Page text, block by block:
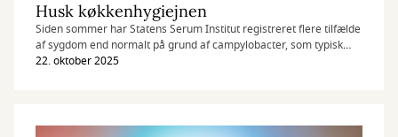
Husk køkkenhygiejnen
Siden sommer har Statens Serum Institut registreret flere tilfælde
af sygdom end normalt på grund af campylobacter, som typisk
findes i kyllingekød.
22. oktober 2025